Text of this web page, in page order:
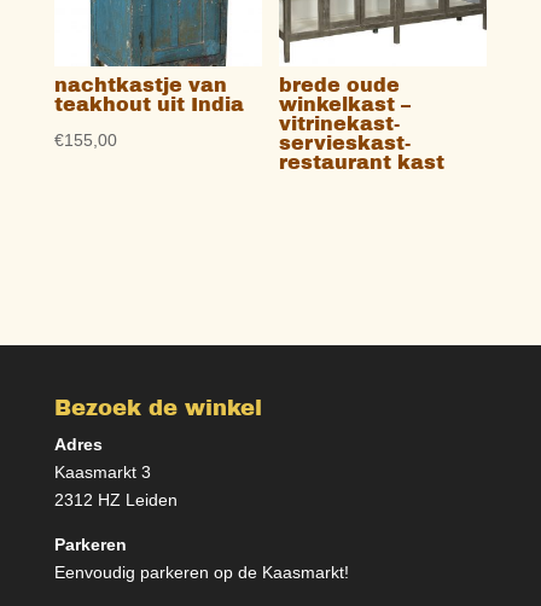
nachtkastje van
teakhout uit India
€155,00
brede oude
winkelkast –
vitrinekast-
servieskast-
restaurant kast
Bezoek de winkel
Adres
Kaasmarkt 3
2312 HZ Leiden
Parkeren
Eenvoudig parkeren op de Kaasmarkt!